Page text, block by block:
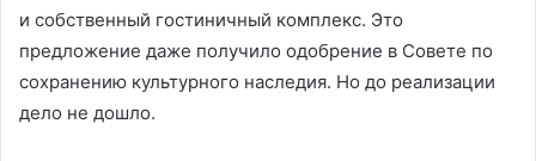
и собственный гостиничный комплекс. Это
предложение даже получило одобрение в Совете по
сохранению культурного наследия. Но до реализации
дело не дошло.